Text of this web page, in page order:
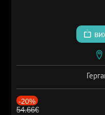
-20%
54.66€